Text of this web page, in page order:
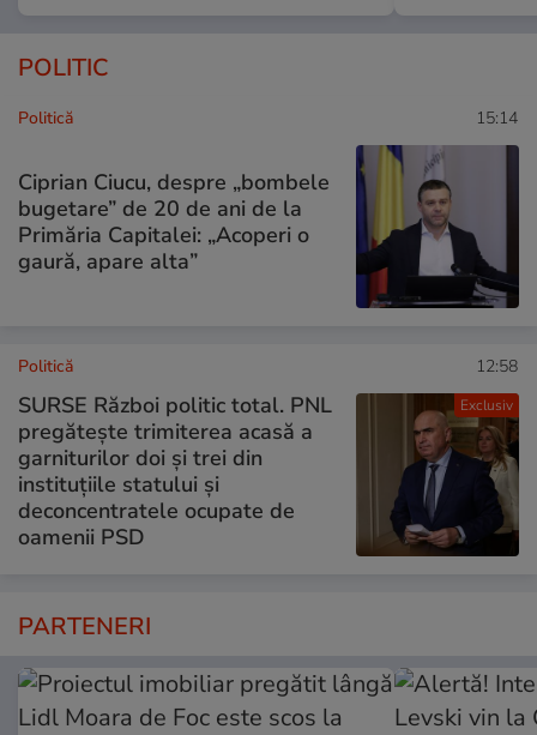
POLITIC
Politică 15:14
Ciprian Ciucu, despre „bombele
bugetare” de 20 de ani de la
Primăria Capitalei: „Acoperi o
gaură, apare alta”
Exclusiv
Politică 12:58
SURSE Război politic total. PNL
pregătește trimiterea acasă a
garniturilor doi și trei din
instituțiile statului și
deconcentratele ocupate de
oamenii PSD
PARTENERI